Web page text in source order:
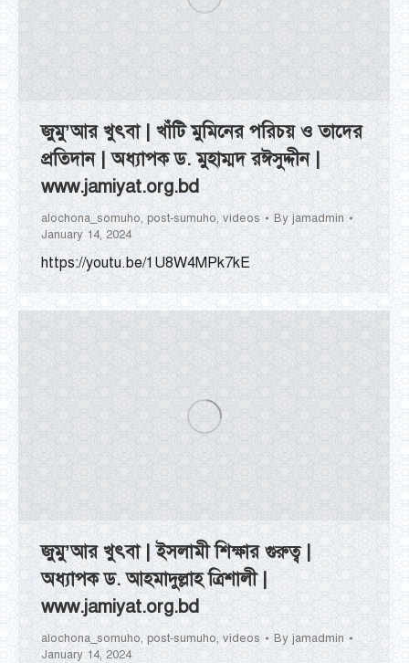
জুমু’আর খুৎবা | খাঁটি মুমিনের পরিচয় ও তাদের
প্রতিদান | অধ্যাপক ড. মুহাম্মদ রঈসুদ্দীন |
www.jamiyat.org.bd
alochona_somuho, post-sumuho, videos By jamadmin
January 14, 2024
https://youtu.be/1U8W4MPk7kE
জুমু’আর খুৎবা | ইসলামী শিক্ষার গুরুত্ব |
অধ্যাপক ড. আহমাদুল্লাহ ত্রিশালী |
www.jamiyat.org.bd
alochona_somuho, post-sumuho, videos By jamadmin
January 14, 2024